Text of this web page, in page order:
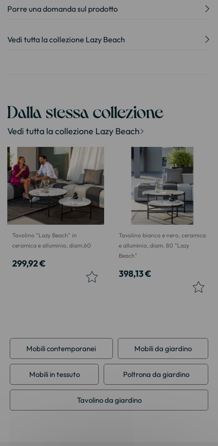
Porre una domanda sul prodotto
Vedi tutta la collezione Lazy Beach
Dalla stessa collezione
Vedi tutta la collezione Lazy Beach
Tavolino "Lazy Beach" in
ceramica e alluminio, diam.60
299,92 €
Tavolino bianco e nero, ceramica
e alluminio, diam. 80 "Lazy
Beach"
398,13 €
Mobili contemporanei Mobili da giardino
Mobili in tessuto Poltrona da giardino
Tavolino da giardino